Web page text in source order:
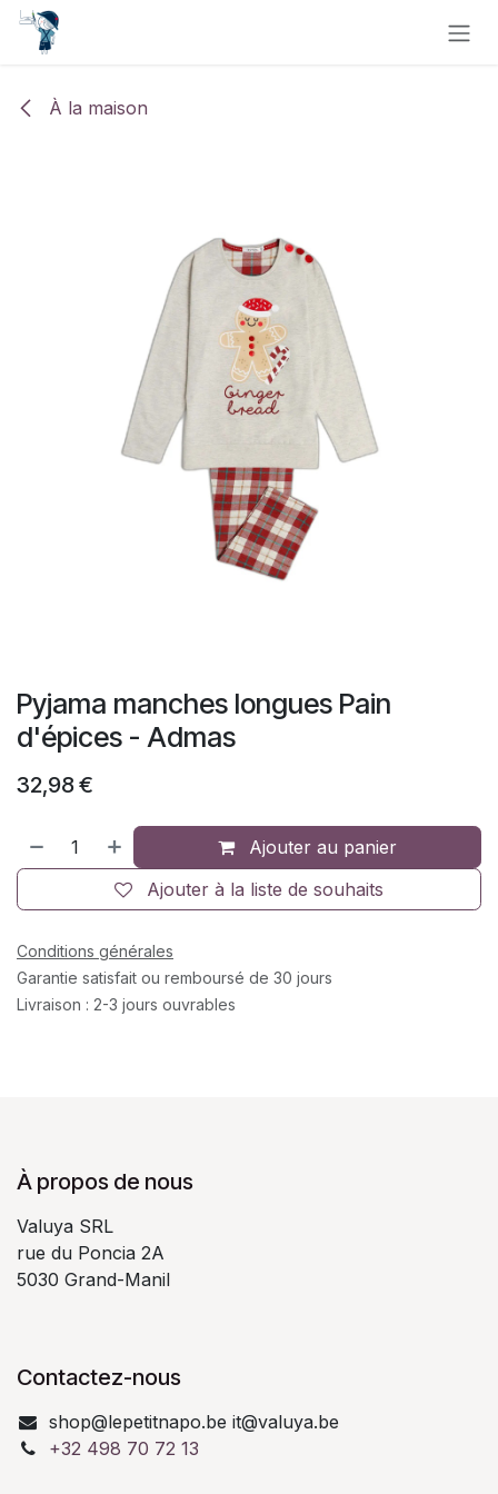
Se rendre au contenu
À la maison
Pyjama manches longues Pain
d'épices - Admas
32,98€
Ajouter au panier
Ajouter à la liste de souhaits
Conditions générales
Garantie satisfait ou remboursé de 30 jours
Livraison : 2-3 jours ouvrables
À propos de nous
Valuya SRL
rue du Poncia 2A
5030 Grand-Manil
Contactez-nous
shop@lepetitnapo.be it@valuya.be
+32 498 70 72 13